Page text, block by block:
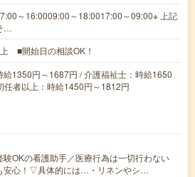
～16:0009:00～18:0017:00～09:00※ 上記
…
■開始日の相談OK！
給1350円～1687円 / 介護福祉士：時給1650
任者以上：時給1450円～1812円
験OKの看護助手／医療行為は一切行わない
安心！▽具体的には…・リネンやシ…